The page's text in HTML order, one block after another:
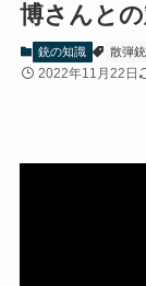
博さんとの
銃の知識 散弾銃
2022年11月22日